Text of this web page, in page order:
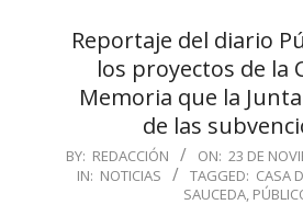
Reportaje del diario
los proyectos de la
Memoria que la
de las
2020-
11-
BY: REDACCIÓN ON: 23 DE
IN: NOTICIAS TAGGED: CASA
SAUCEDA,